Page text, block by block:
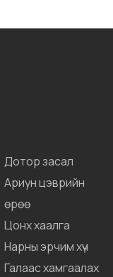
Дотор засал
Ариун цэврийн
өрөө
Цонх хаалга
Нарны эрчим хүч
Галаас хамгаалах